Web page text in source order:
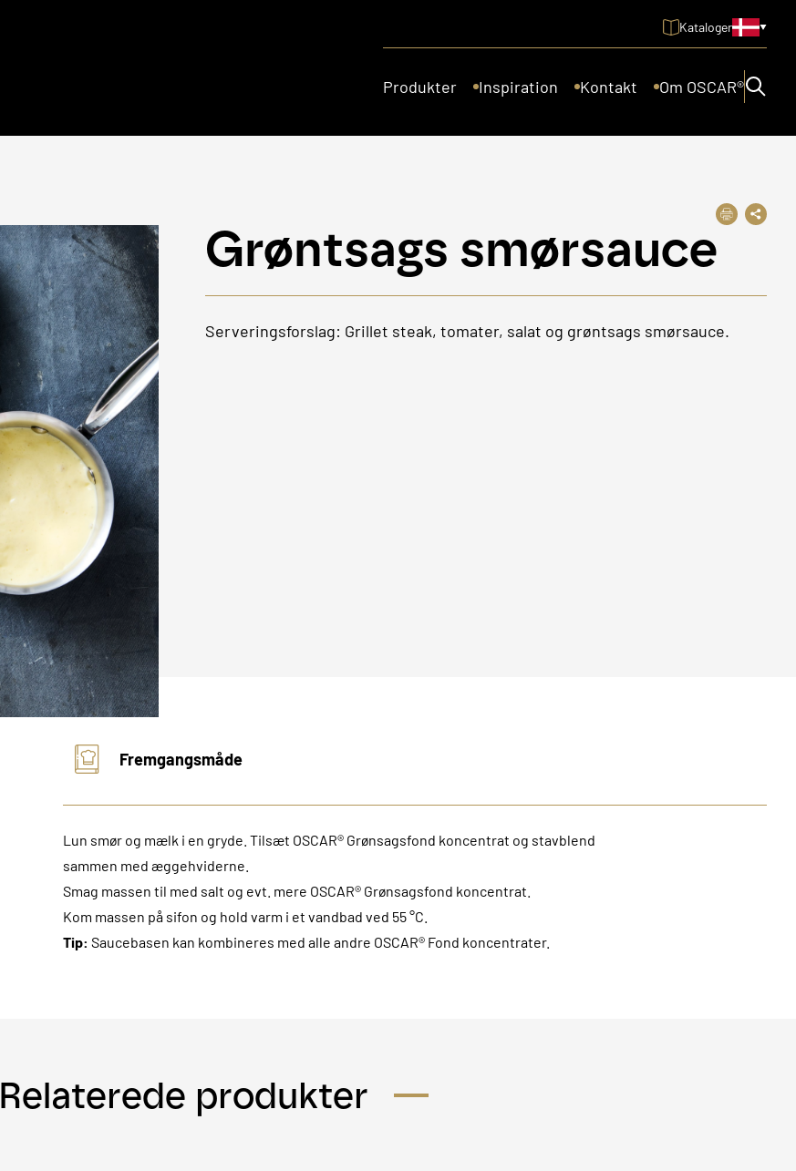
Kataloger
Produkter Inspiration Kontakt Om OSCAR®
Grøntsags smørsauce
Serveringsforslag: Grillet steak, tomater, salat og grøntsags smørsauce.
Fremgangsmåde
Lun smør og mælk i en gryde. Tilsæt OSCAR® Grønsagsfond koncentrat og stavblend
sammen med æggehviderne.
Smag massen til med salt og evt. mere OSCAR® Grønsagsfond koncentrat.
Kom massen på sifon og hold varm i et vandbad ved 55 °C.
Tip: Saucebasen kan kombineres med alle andre OSCAR® Fond koncentrater.
Relaterede produkter